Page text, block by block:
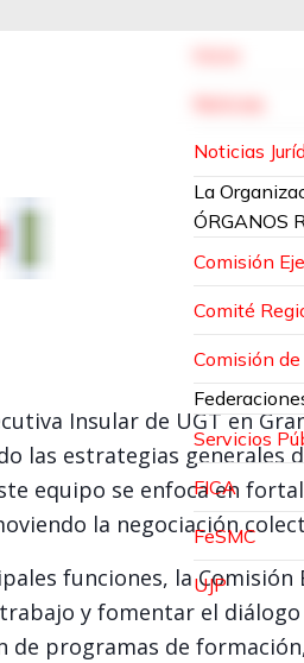
Noticias
La
ÓRGANOS
Comisión
Comité
Comisión
Servicios
FICA
FeSMC
UJP
Insular de UGT en
las estrategias generales
equipo se enfoca en
la negociación
funciones, la
y fomentar el
de programas de